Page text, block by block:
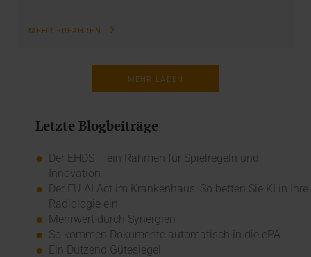
MEHR ERFAHREN
MEHR LADEN
Letzte Blogbeiträge
Der EHDS – ein Rahmen für Spielregeln und
Innovation
Der EU AI Act im Krankenhaus: So betten Sie KI in Ihre
Radiologie ein
Mehrwert durch Synergien
So kommen Dokumente automatisch in die ePA
Ein Dutzend Gütesiegel